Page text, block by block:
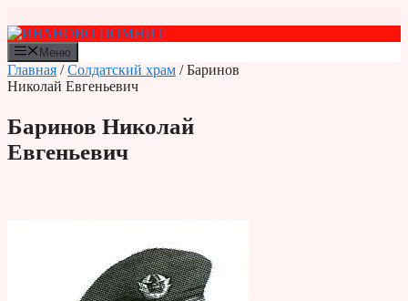
к
содержимому
Меню
Главная /Солдатский храм / Баринов
Николай Евгеньевич
Баринов Николай
Евгеньевич